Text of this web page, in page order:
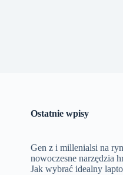
Ostatnie wpisy
Gen z i millenialsi na
nowoczesne narzędzia
Jak wybrać idealny